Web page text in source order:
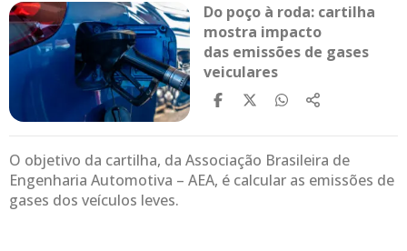
Do poço à roda: cartilha
mostra impacto
das emissões de gases
veiculares
O objetivo da cartilha, da Associação Brasileira de
Engenharia Automotiva – AEA, é calcular as emissões de
gases dos veículos leves.